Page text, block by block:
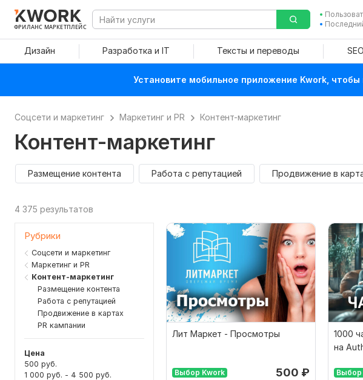
ФРИЛАНС МАРКЕТПЛЕЙС
Дизайн Разработка и IT Тексты и переводы
Установите мобильное приложение Kwork,
Соцсети и маркетинг Маркетинг и PR Контент-маркетинг
Контент-маркетинг
Размещение контента Работа с репутацией Продвижение в
4 375 результатов
Рубрики
Соцсети и маркетинг
Маркетинг и PR
Контент-маркетинг
Размещение контента
Работа с репутацией
Продвижение в картах
PR кампании
Цена
500 руб.
1 000 руб. - 4 500 руб.
Лит Маркет - Просмотры
Выбор Kwork 500 ₽
1000
на
Выбор